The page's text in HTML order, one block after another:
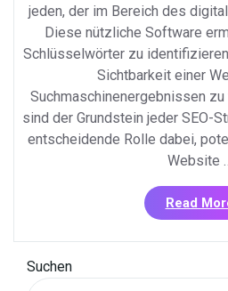
jeden, der im Bereich des
Diese nützliche Software
Schlüsselwörter zu
Sichtbarkeit einer
Suchmaschinenergebnissen
sind der Grundstein jeder SEO-
entscheidende Rolle dabei,
Website
Read
Suchen